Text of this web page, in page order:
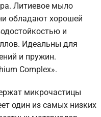
Литиевое мыло
обладают хорошей
и
Идеальны для
и пружин.
Complex».
микрочастицы
один из самых низких